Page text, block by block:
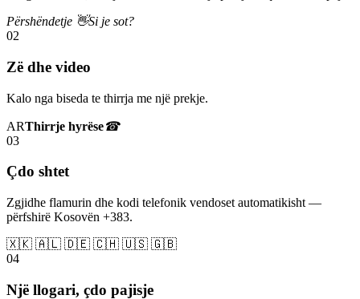
Përshëndetje 👋Si je sot?
02
Zë dhe video
Kalo nga biseda te thirrja me një prekje.
ARThirrje hyrëse☎
03
Çdo shtet
Zgjidhe flamurin dhe kodi telefonik vendoset automatikisht —
përfshirë Kosovën +383.
🇽🇰 🇦🇱 🇩🇪 🇨🇭 🇺🇸 🇬🇧
04
Një llogari, çdo pajisje